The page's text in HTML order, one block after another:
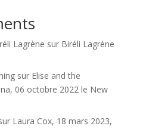
Lagrène sur Biréli Lagrène
sur Elise and the
06 octobre 2022 le New
Laura Cox, 18 mars 2023,